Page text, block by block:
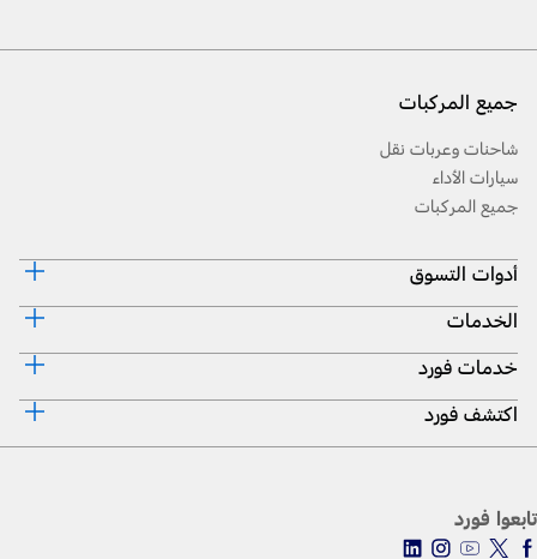
جميع المركبات
شاحنات وعربات نقل
سيارات الأداء
جميع المركبات
أدوات التسوق
احجز طلب قيادة
طلب سعر
تحميل المواصفات
البحث عن الوكيل
الخدمات
نصائح القيادة
نصائح لتوفير الوقود
تقنية 4 SYNC
خدمات فورد
المساعدة على الطريق
إصلاح أضرار الحوادث
قطع غيار فورد الأصلية
اكتشف فورد
محاربات بروح وردية
اسطول فورد
تابعوا فورد